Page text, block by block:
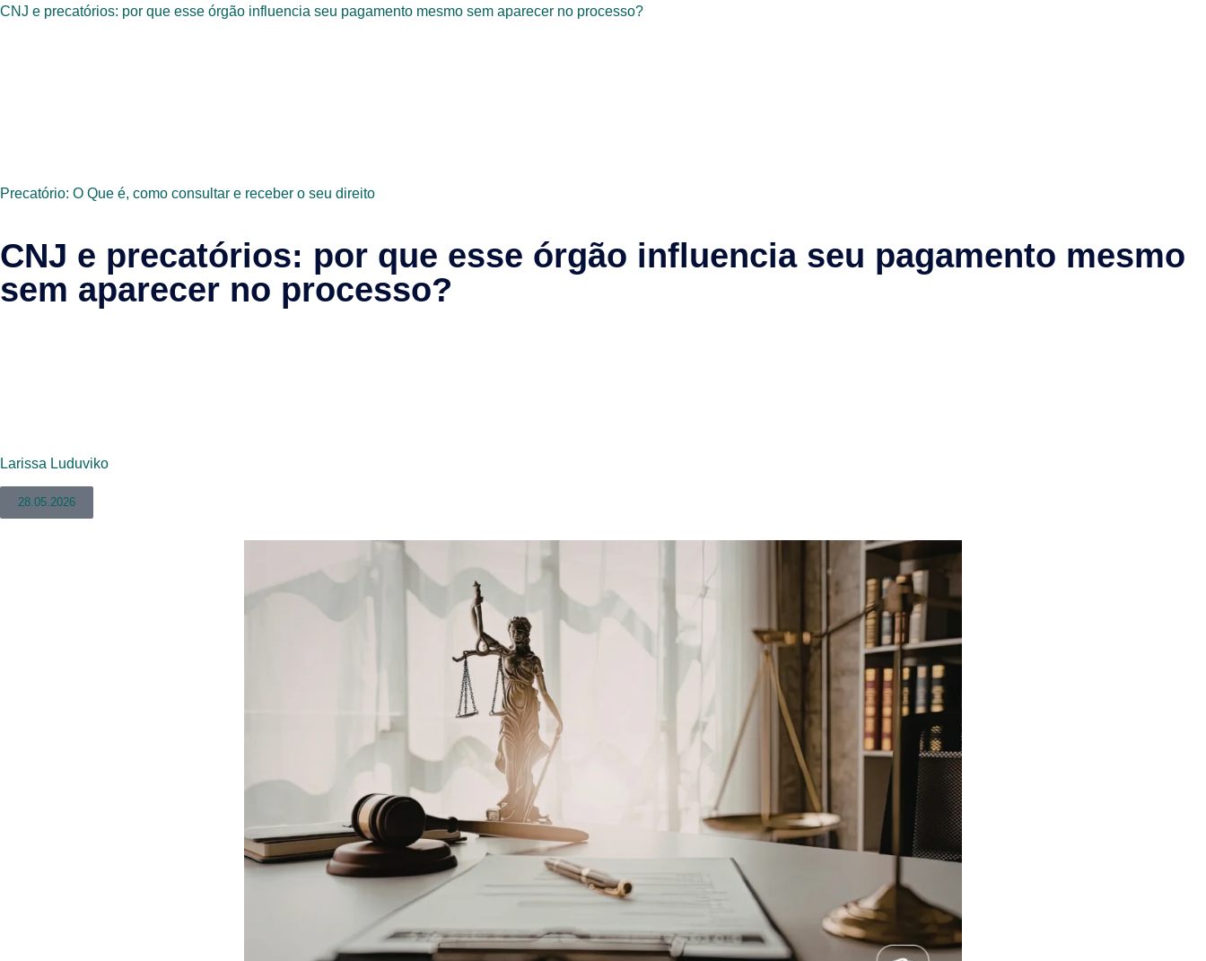
CNJ e precatórios: por que esse órgão influencia seu pagamento mesmo sem aparecer no processo?
Precatório: O Que é, como consultar e receber o seu direito
CNJ e precatórios: por que esse órgão influencia seu pagamento mesmo
sem aparecer no processo?
Larissa Luduviko
28.05.2026